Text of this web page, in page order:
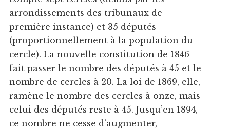
arrondissements des tribunaux de
première instance) et 35 députés
(proportionnellement à la population du
cercle). La nouvelle constitution de 1846
fait passer le nombre des députés à 45 et le
nombre de cercles à 20. La loi de 1869, elle,
ramène le nombre des cercles à onze, mais
celui des députés reste à 45. Jusqu’en 1894,
ce nombre ne cesse d’augmenter,